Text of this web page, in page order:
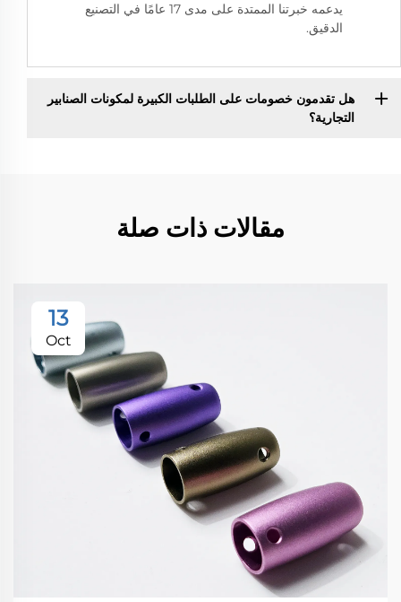
يدعمه خبرتنا الممتدة على مدى 17 عامًا في التصنيع
الدقيق.
هل تقدمون خصومات على الطلبات الكبيرة لمكونات الصنابير
التجارية؟
مقالات ذات صلة
13
Oct